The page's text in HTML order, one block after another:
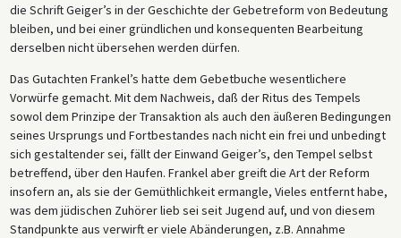
die Schrift Geiger’s in der Geschichte der Gebetreform von Bedeutung
bleiben, und bei einer gründlichen und konsequenten Bearbeitung
derselben nicht übersehen werden dürfen.
Das Gutachten Frankel’s hatte dem Gebetbuche wesentlichere
Vorwürfe gemacht. Mit dem Nachweis, daß der Ritus des Tempels
sowol dem Prinzipe der Transaktion als auch den äußeren Bedingungen
seines Ursprungs und Fortbestandes nach nicht ein frei und unbedingt
sich gestaltender sei, fällt der Einwand Geiger’s, den Tempel selbst
betreffend, über den Haufen. Frankel aber greift die Art der Reform
insofern an, als sie der Gemüthlichkeit ermangle, Vieles entfernt habe,
was dem jüdischen Zuhörer lieb sei seit Jugend auf, und von diesem
Standpunkte aus verwirft er viele Abänderungen, z.B. Annahme